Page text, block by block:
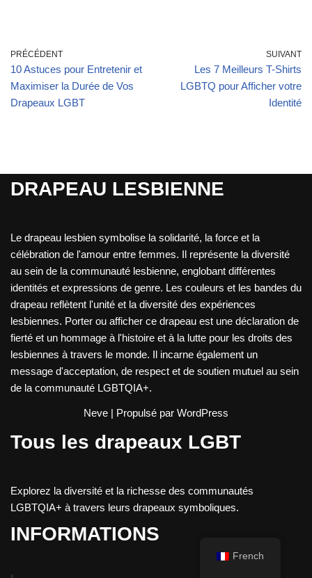
PRÉCÉDENT
10 Astuces pour Entretenir et
Maximiser la Durée de Vos
Drapeaux LGBT
SUIVANT
Les 7 Meilleurs T-Shirts
LGBTQ pour Afficher votre
Identité
DRAPEAU LESBIENNE
Le drapeau lesbien symbolise la solidarité, la force et la
célébration de l'amour entre femmes. Il représente la diversité
au sein de la communauté lesbienne, englobant différentes
identités et expressions de genre. Les couleurs et les bandes du
drapeau reflètent l'unité et la diversité des expériences
lesbiennes. Porter ou afficher ce drapeau est une déclaration de
fierté et un hommage à l'histoire et à la lutte pour les droits des
lesbiennes à travers le monde. Il incarne également un
message d'acceptation, de respect et de soutien mutuel au sein
de la communauté LGBTQIA+.
Neve | Propulsé par WordPress
Tous les drapeaux LGBT
Explorez la diversité et la richesse des communautés
LGBTQIA+ à travers leurs drapeaux symboliques.
INFORMATIONS
French